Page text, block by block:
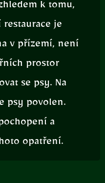
k tomu,
restaurace je
v přízemí, není
prostor
se psy. Na
psy povolen.
a
opatření.